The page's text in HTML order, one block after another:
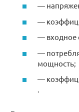
—
—
— входное
—
мощность;
—
.